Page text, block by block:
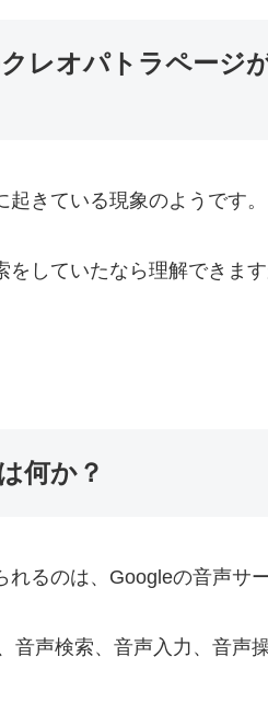
レオパトラページ
きている現象のようです。
をしていたなら理解できま
何か？
るのは、Googleの音声サ
音声検索、音声入力、音声